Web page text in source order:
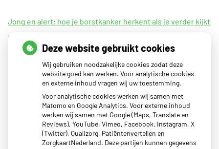
Jong en alert: hoe je borstkanker herkent als je verder kijkt
dan een knobbeltje
Sinds huisartsen afslankmedicijnen mogen voorschrijven,
neemt gebruik toe
Eigen risico gaat onder toekomstig kabinet omhoog
Schurft sinds corona geen vergeten ziekte meer: aantal
uitbraken fors gestegen
CZ vergoedt zorg van twee gespecialiseerde
revalidatieartsen niet meer
Deze website gebruikt cookies
Wij gebruiken noodzakelijke cookies zodat deze
website goed kan werken. Voor analytische cookies
en externe inhoud vragen wij uw toestemming.
Voor analytische cookies werken wij samen met
Matomo en Google Analytics. Voor externe inhoud
werken wij samen met Google (Maps, Translate en
Reviews), YouTube, Vimeo, Facebook, Instagram, X
(Twitter), Qualizorg, Patiëntenvertellen en
ZorgkaartNederland. Deze partijen kunnen gegevens